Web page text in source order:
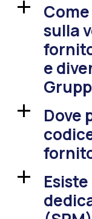
a
sulla
e
a
Dove
a